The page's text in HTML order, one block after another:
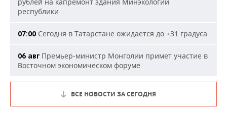
республики
07:00 Сегодня в Татарстане ожидается до +31 градуса
06 авг Премьер-министр Монголии примет участие в
Восточном экономическом форуме
ВСЕ НОВОСТИ ЗА СЕГОДНЯ